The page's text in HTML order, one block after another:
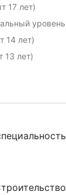
17 лет)
14 лет)
13 лет)